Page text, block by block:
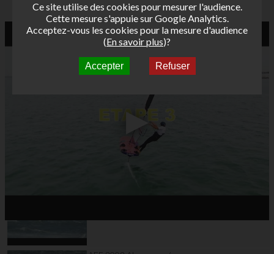
Ce site utilise des cookies pour mesurer l'audience.
Cette mesure s'appuie sur Google Analytics.
Acceptez-vous les cookies pour la mesure d'audience
(En savoir plus)?
Accepter Refuser